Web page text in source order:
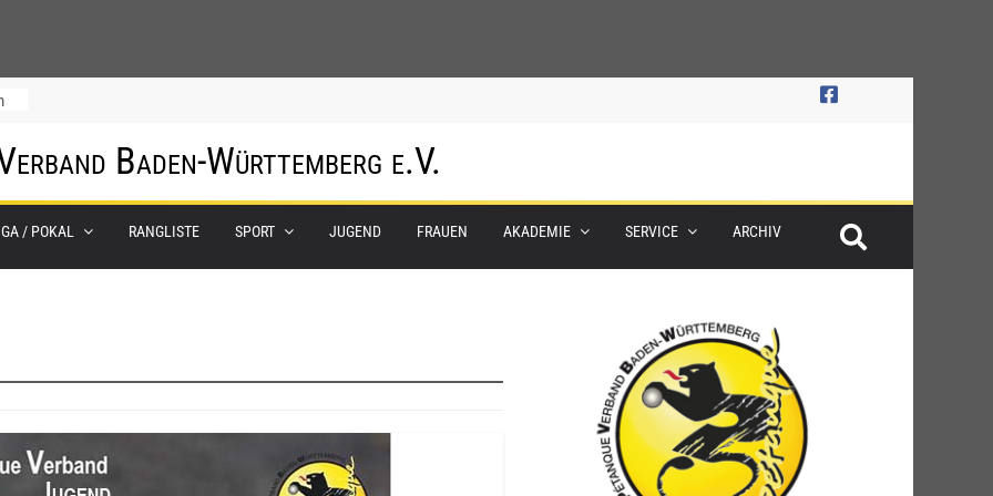
Baden-Württemberg e.V.
/ POKAL RANGLISTE SPORT JUGEND FRAUEN AKADEMIE SERVICE ARCHIV